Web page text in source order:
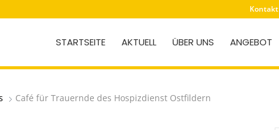
Kontakt
STARTSEITE AKTUELL ÜBER UNS ANGEBOT
Café für Trauernde des Hospizdienst Ostfildern